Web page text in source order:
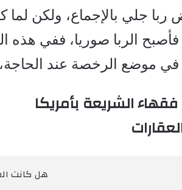
ربا جلي بالإجماع، ولكن
الربا صوريا، ففي هذه
في موضع الرخصة عند
الشريعة بأمريكا
هل كانت